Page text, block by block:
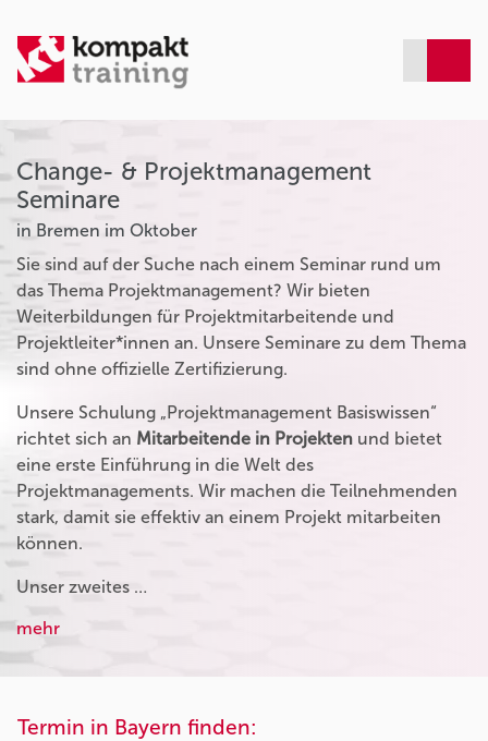
Change- & Projektmanagement
Seminare
in Bremen im Oktober
Sie sind auf der Suche nach einem Seminar rund um
das Thema Projektmanagement? Wir bieten
Weiterbildungen für Projektmitarbeitende und
Projektleiter*innen an. Unsere Seminare zu dem Thema
sind ohne offizielle Zertifizierung.
Unsere Schulung „Projektmanagement Basiswissen“
richtet sich an Mitarbeitende in Projekten und bietet
eine erste Einführung in die Welt des
Projektmanagements. Wir machen die Teilnehmenden
stark, damit sie effektiv an einem Projekt mitarbeiten
können.
Unser zweites …
mehr
Termin in Bayern finden: